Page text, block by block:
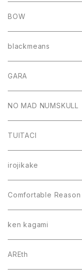
BOW
blackmeans
GARA
NO MAD NUMSKULL
TUITACI
irojikake
Comfortable Reason
ken kagami
AREth